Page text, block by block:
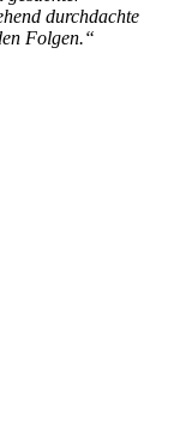
durchdachte
Folgen.“